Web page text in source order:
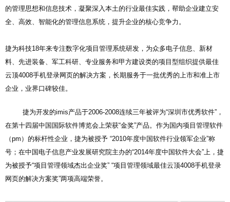
的管理思想和信息技术，凝聚深入本土的行业最佳实践，帮助企业建立安
全、高效、智能化的管理信息系统，提升企业的核心竞争力。
捷为科技18年来专注数字化项目管理系统研发，为众多电子信息、新材
料、先进装备、军工科研、专业服务和甲方建设类的项目型组织提供最佳
云顶4008手机登录网页的解决方案，长期服务于一批优秀的上市和准上市
企业，业界口碑较佳。
捷为开发的imis产品于2006-2008连续三年被评为“深圳市优秀软件”，
在第十四届中国国际软件博览会上荣获“金奖”产品。作为国内项目管理软件
（pm）的标杆性企业，捷为被授予 “2010年度中国软件行业领军企业”称
号；在中国电子信息产业发展研究院主办的“2014年度中国软件大会”上，捷
为被授予“项目管理领域杰出企业奖” “项目管理领域最佳云顶4008手机登录
网页的解决方案奖”两项高端荣誉。